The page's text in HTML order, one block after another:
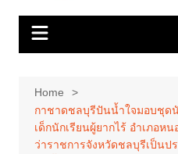
Home
กาชาดชลบุรีปันน้ำใจมอบชุดนั
เด็กนักเรียนผู้ยากไร้ อำเภอ
ว่าราชการจังหวัดชลบุรีเป็นป